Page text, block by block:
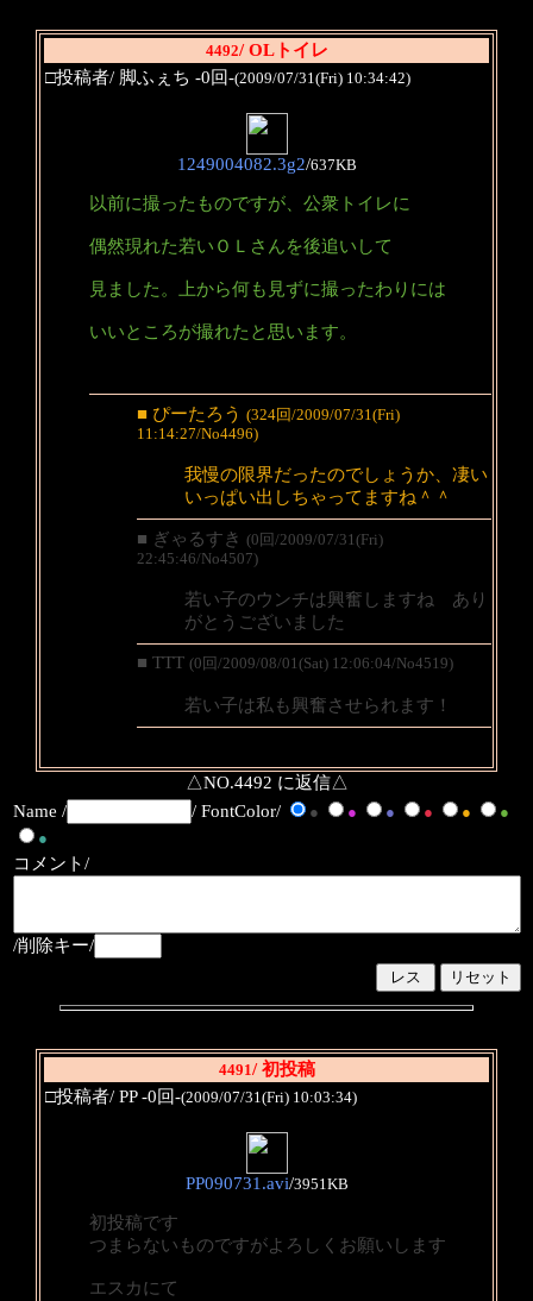
4492/ OLトイレ
□投稿者/ 脚ふぇち -0回-(2009/07/31(Fri) 10:34:42)
1249004082.3g2/637KB
以前に撮ったものですが、公衆トイレに
偶然現れた若いＯＬさんを後追いして
見ました。上から何も見ずに撮ったわりには
いいところが撮れたと思います。
■ ぴーたろう (324回/2009/07/31(Fri)
11:14:27/No4496)
我慢の限界だったのでしょうか、凄い
いっぱい出しちゃってますね＾＾
■ ぎゃるすき (0回/2009/07/31(Fri)
22:45:46/No4507)
若い子のウンチは興奮しますね あり
がとうございました
■ TTT (0回/2009/08/01(Sat) 12:06:04/No4519)
若い子は私も興奮させられます！
△NO.4492 に返信△
Name /
/ FontColor/ ● ● ● ● ●
●
●
コメント/
/削除キー/
4491/ 初投稿
□投稿者/ PP -0回-(2009/07/31(Fri) 10:03:34)
PP090731.avi/3951KB
初投稿です
つまらないものですがよろしくお願いします
エスカにて